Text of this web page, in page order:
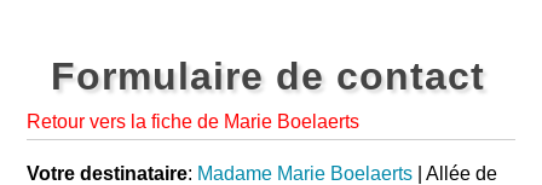
Formulaire de contact
Retour vers la fiche de Marie Boelaerts
Votre destinataire: Madame Marie Boelaerts | Allée de